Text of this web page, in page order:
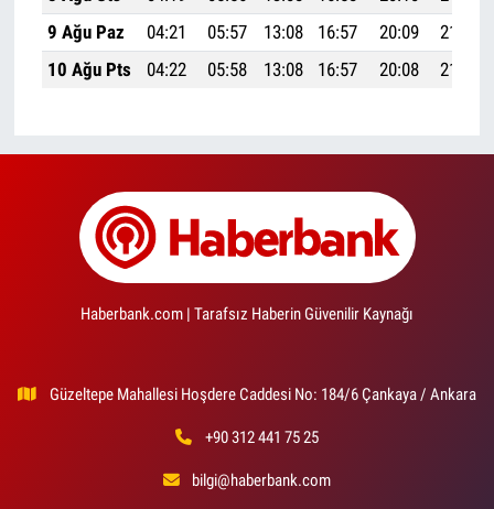
9 Ağu Paz
04:21 05:57 13:08 16:57 20:09
21:38
10 Ağu Pts
04:22 05:58 13:08 16:57 20:08 21:37
Haberbank.com | Tarafsız Haberin Güvenilir Kaynağı
Güzeltepe Mahallesi Hoşdere Caddesi No: 184/6 Çankaya / Ankara
+90 312 441 75 25
bilgi@haberbank.com